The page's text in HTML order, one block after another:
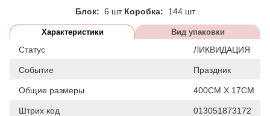
Блок: 6 шт Коробка: 144 шт
Характеристики Вид упаковки
Статус ЛИКВИДАЦИЯ
Событие Праздник
Общие размеры 400СМ Х 17СМ
Штрих код 013051873172